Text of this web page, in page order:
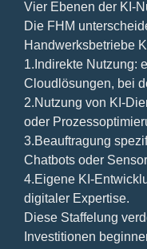
Vier Ebenen der KI-
Die FHM
Handwerksbetriebe
1.Indirekte Nutzung:
Cloudlösungen, bei
2.Nutzung von KI-
oder
3.Beauftragung
Chatbots oder
4.Eigene KI-
digitaler Expertise.
Diese Staffelung
Investitionen